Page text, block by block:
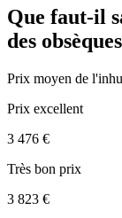
Que faut-il
des
Prix moyen de
Prix excellent
3 476 €
Très bon prix
3 823 €